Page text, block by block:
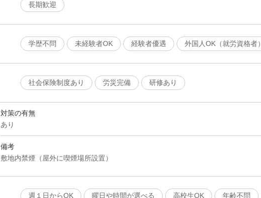
長期歓迎
学歴不問
未経験者OK 経験者優遇 外国人OK（就労資格者）
社会保険制度あり
労災完備 研修あり
対策の有無
あり
備考
敷地内禁煙（屋外に喫煙場所設置）
週１日からOK
曜日や時間が選べる 高校生OK 年齢不問